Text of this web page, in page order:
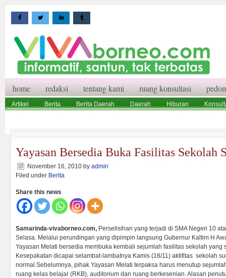
home redaksi tentang kami ruang konsultasi
Artikel Berita Berita Daerah Daerah Hiburan
Yayasan Bersedia Buka Fasilitas Sekolah
November 16, 2010 by admin
Filed under Berita
Share this news
Samarinda-vivaborneo.com, Perselisihan yang terjadi di SMA Negeri 10
Selasa. Melalui perundingan yang dipimpin langsung Gubernur Kaltim H
Yayasan Melati bersedia membuka kembali sejumlah fasilitas sekolah yang
Kesepakatan dicapai selambat-lambatnya Kamis (18/11) aktifitas sekolah
normal.Sebelumnya, pihak Yayasan Melati terpaksa harus menutup
ruang kelas belajar (RKB), auditorium dan ruang berkesenian. Alasan